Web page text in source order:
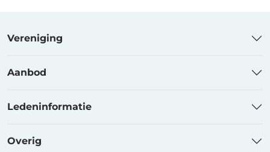
Vereniging
Aanbod
Ledeninformatie
Overig